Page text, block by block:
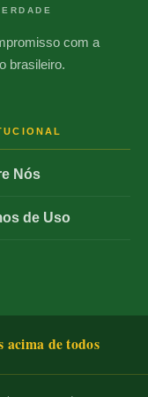
com a
brasileiro.
Nós
de Uso
de todos